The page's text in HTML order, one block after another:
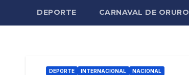
DEPORTE CARNAVAL DE ORURO
DEPORTE INTERNACIONAL NACIONAL